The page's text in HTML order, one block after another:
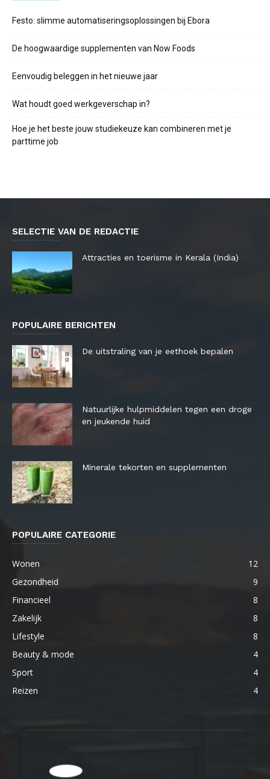
Festo: slimme automatiseringsoplossingen bij Ebora
De hoogwaardige supplementen van Now Foods
Eenvoudig beleggen in het nieuwe jaar
Wat houdt goed werkgeverschap in?
Hoe je het beste jouw studiekeuze kan combineren met je
parttime job
SELECTIE VAN DE REDACTIE
Attracties en toerisme in Kerala (India)
POPULAIRE BERICHTEN
De uitstraling van je eethoek bepalen
Natuurlijke hulpmiddelen tegen een droge
en jeukende huid
Minerale tekorten en supplementen
POPULAIRE CATEGORIE
Wonen
12
Gezondheid
9
Financieel
8
Zakelijk
8
Lifestyle
8
Beauty & mode
4
Sport
4
Reizen
4